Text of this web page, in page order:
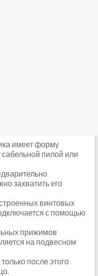
имеет форму
пилой или
захватить его
винтовых
с помощью
прижимов
на подвесном
после этого